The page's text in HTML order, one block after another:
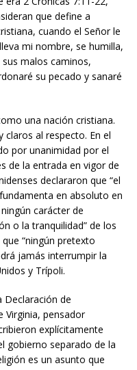
que define a
cuando el Señor le
mi nombre, se humilla,
malos caminos,
su pecado y sanaré
una nación cristiana.
claros al respecto. En el
por unanimidad por el
de la entrada en vigor de
declararon que “el
en absoluto en
carácter de
o la tranquilidad” de los
“ningún pretexto
jamás interrumpir la
y Trípoli.
Declaración de
Virginia, pensador
explícitamente
gobierno separado de la
es un asunto que